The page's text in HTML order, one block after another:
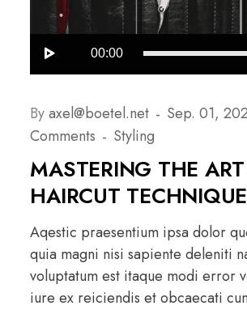
Audio-
Player
00:00
Byaxel@boetel.net Sep. 01,
Comments
Styling
MASTERING THE
HAIRCUT
Aqestic praesentium ipsa dolor
quia magni nisi sapiente deleniti
voluptatum est itaque modi error
iure ex reiciendis et obcaecati